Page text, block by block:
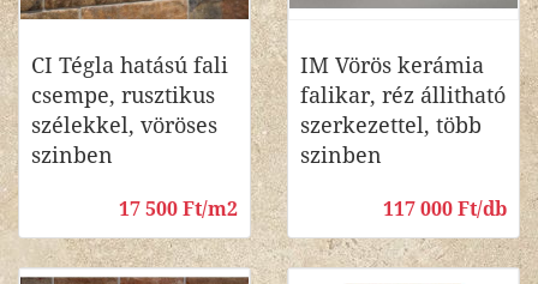
CI Tégla hatású fali
csempe, rusztikus
szélekkel, vöröses
szinben
17 500 Ft/m2
IM Vörös kerámia
falikar, réz állitható
szerkezettel, több
szinben
117 000 Ft/db